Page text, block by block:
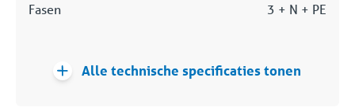
Fasen 3 + N + PE
Alle technische specificaties tonen